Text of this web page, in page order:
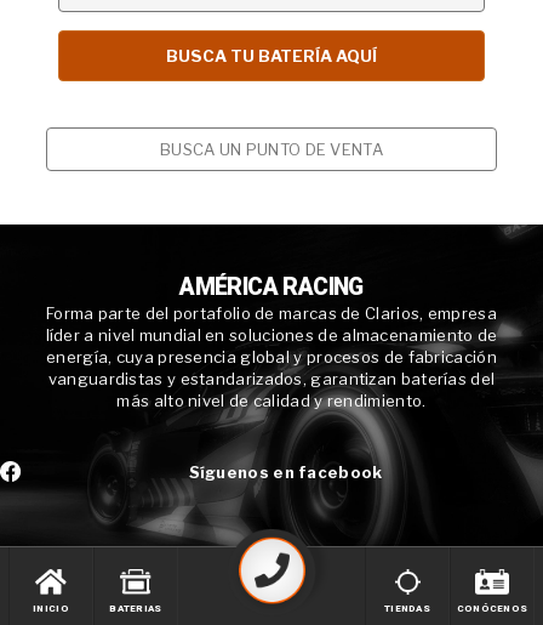
BUSCA UN PUNTO DE VENTA
AMÉRICA RACING
Forma parte del portafolio de marcas de Clarios, empresa
líder a nivel mundial en soluciones de almacenamiento de
energía, cuya presencia global y procesos de fabricación
vanguardistas y estandarizados, garantizan baterías del
más alto nivel de calidad y rendimiento.
Síguenos en facebook
INICIO BATERIAS TIENDAS CONÓCENOS